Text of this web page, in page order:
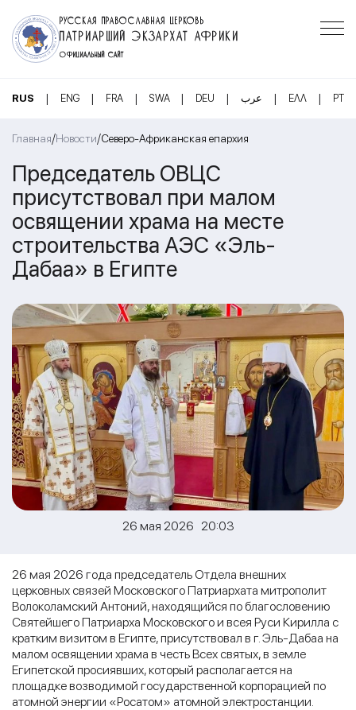
РУССКАЯ ПРАВОСЛАВНАЯ ЦЕРКОВЬ
ПАТРИАРШИЙ ЭКЗАРХАТ АФРИКИ
ОФИЦИАЛЬНЫЙ САЙТ
RUS | ENG | FRA | SWA | DEU | عرب | ΕΛΛ | PT
Главная/Новости/Северо-Африканская епархия
Председатель ОВЦС
присутствовал при малом
освящении храма на месте
строительства АЭС «Эль-
Дабаа» в Египте
26 мая 2026 20:03
26 мая 2026 года председатель Отдела внешних
церковных связей Московского Патриархата митрополит
Волоколамский Антоний, находящийся по благословению
Святейшего Патриарха Московского и всея Руси Кирилла с
кратким визитом в Египте, присутствовал в г. Эль-Дабаа на
малом освящении храма в честь Всех святых, в земле
Египетской просиявших, который располагается на
площадке возводимой государственной корпорацией по
атомной энергии «Росатом» атомной электростанции.